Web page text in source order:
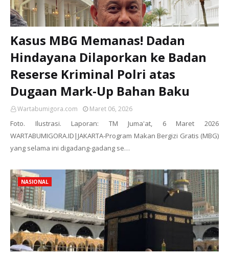
Kasus MBG Memanas! Dadan
Hindayana Dilaporkan ke Badan
Reserse Kriminal Polri atas
Dugaan Mark-Up Bahan Baku
Wartabumigora.com Maret 06, 2026
Foto. Ilustrasi. Laporan: TM Juma'at, 6 Maret 2026
WARTABUMIGORA.ID|JAKARTA-Program Makan Bergizi Gratis (MBG)
yang selama ini digadang-gadang se…
NASIONAL